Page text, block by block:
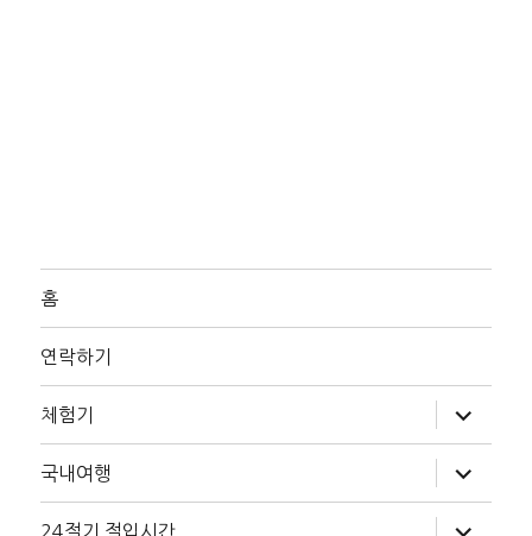
홈
연락하기
체험기
위
메
확
장
국내여행
위
메
24절기 절입시간